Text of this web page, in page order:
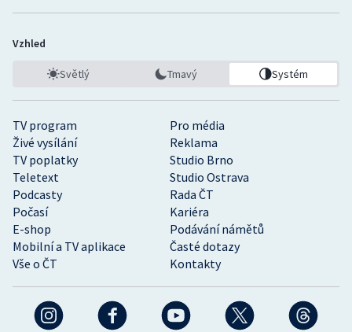
Veslování
Vodní slalom
Volejbal
Ostatní
TV program
Pro média
Živé vysílání
Reklama
TV poplatky
Studio Brno
Teletext
Studio Ostrava
Podcasty
Rada ČT
Počasí
Kariéra
E-shop
Podávání námětů
Mobilní a TV aplikace
Časté dotazy
Vše o ČT
Kontakty
Vzhled
Světlý Tmavý Systém